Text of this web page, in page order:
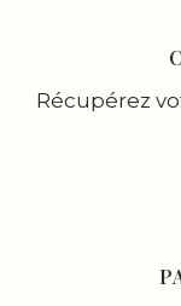
Récupérez